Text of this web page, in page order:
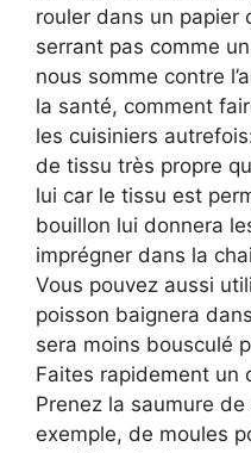
rouler dans un papier
serrant pas comme
nous somme contre
la santé, comment
les cuisiniers
de tissu très propre
lui car le tissu est
bouillon lui donnera
imprégner dans la
Vous pouvez aussi
poisson baignera
sera moins bousculé
Faites rapidement un
Prenez la saumure
exemple, de moules